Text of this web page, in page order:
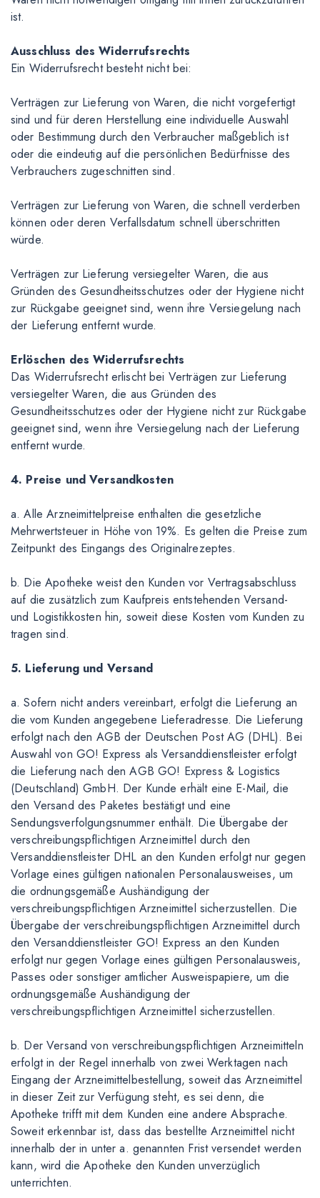
ist.
Ausschluss des Widerrufsrechts
Ein Widerrufsrecht besteht nicht bei:
Verträgen zur Lieferung von Waren, die nicht vorgefertigt
sind und für deren Herstellung eine individuelle Auswahl
oder Bestimmung durch den Verbraucher maßgeblich ist
oder die eindeutig auf die persönlichen Bedürfnisse des
Verbrauchers zugeschnitten sind.
Verträgen zur Lieferung von Waren, die schnell verderben
können oder deren Verfallsdatum schnell überschritten
würde.
Verträgen zur Lieferung versiegelter Waren, die aus
Gründen des Gesundheitsschutzes oder der Hygiene nicht
zur Rückgabe geeignet sind, wenn ihre Versiegelung nach
der Lieferung entfernt wurde.
Erlöschen des Widerrufsrechts
Das Widerrufsrecht erlischt bei Verträgen zur Lieferung
versiegelter Waren, die aus Gründen des
Gesundheitsschutzes oder der Hygiene nicht zur Rückgabe
geeignet sind, wenn ihre Versiegelung nach der Lieferung
entfernt wurde.
4. Preise und Versandkosten
a. Alle Arzneimittelpreise enthalten die gesetzliche
Mehrwertsteuer in Höhe von 19%. Es gelten die Preise zum
Zeitpunkt des Eingangs des Originalrezeptes.
b. Die Apotheke weist den Kunden vor Vertragsabschluss
auf die zusätzlich zum Kaufpreis entstehenden Versand-
und Logistikkosten hin, soweit diese Kosten vom Kunden zu
tragen sind.
5. Lieferung und Versand
a. Sofern nicht anders vereinbart, erfolgt die Lieferung an
die vom Kunden angegebene Lieferadresse. Die Lieferung
erfolgt nach den AGB der Deutschen Post AG (DHL). Bei
Auswahl von GO! Express als Versanddienstleister erfolgt
die Lieferung nach den AGB GO! Express & Logistics
(Deutschland) GmbH. Der Kunde erhält eine E-Mail, die
den Versand des Paketes bestätigt und eine
Sendungsverfolgungsnummer enthält. Die Übergabe der
verschreibungspflichtigen Arzneimittel durch den
Versanddienstleister DHL an den Kunden erfolgt nur gegen
Vorlage eines gültigen nationalen Personalausweises, um
die ordnungsgemäße Aushändigung der
verschreibungspflichtigen Arzneimittel sicherzustellen. Die
Übergabe der verschreibungspflichtigen Arzneimittel durch
den Versanddienstleister GO! Express an den Kunden
erfolgt nur gegen Vorlage eines gültigen Personalausweis,
Passes oder sonstiger amtlicher Ausweispapiere, um die
ordnungsgemäße Aushändigung der
verschreibungspflichtigen Arzneimittel sicherzustellen.
b. Der Versand von verschreibungspflichtigen Arzneimitteln
erfolgt in der Regel innerhalb von zwei Werktagen nach
Eingang der Arzneimittelbestellung, soweit das Arzneimittel
in dieser Zeit zur Verfügung steht, es sei denn, die
Apotheke trifft mit dem Kunden eine andere Absprache.
Soweit erkennbar ist, dass das bestellte Arzneimittel nicht
innerhalb der in unter a. genannten Frist versendet werden
kann, wird die Apotheke den Kunden unverzüglich
unterrichten.